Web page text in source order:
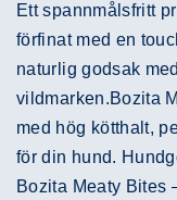
Ett spannmålsfritt
förfinat med en
naturlig godsak
vildmarken.Bozita
med hög kötthalt,
för din hund.
Bozita Meaty Bites